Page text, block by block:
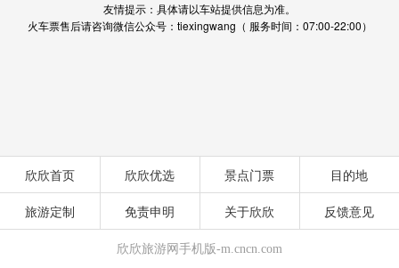
友情提示：具体请以车站提供信息为准。
火车票售后请咨询微信公众号：tiexingwang（ 服务时间：07:00-22:00）
欣欣首页 欣欣优选 景点门票 目的地
旅游定制 免责申明 关于欣欣 反馈意见
欣欣旅游网手机版-m.cncn.com